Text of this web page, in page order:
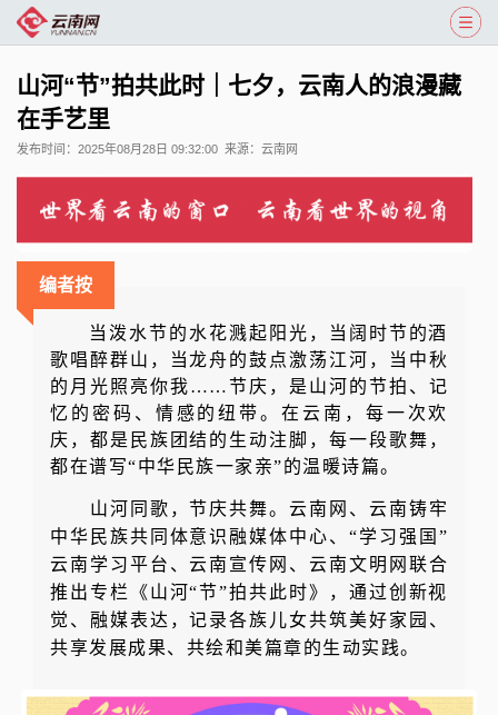
山河“节”拍共此时｜七夕，云南人的浪漫藏
在手艺里
发布时间： 2025年08月28日 09:32:00 来源： 云南网
编者按
当泼水节的水花溅起阳光，当阔时节的酒
歌唱醉群山，当龙舟的鼓点激荡江河，当中秋
的月光照亮你我……节庆，是山河的节拍、记
忆的密码、情感的纽带。在云南，每一次欢
庆，都是民族团结的生动注脚，每一段歌舞，
都在谱写“中华民族一家亲”的温暖诗篇。
山河同歌，节庆共舞。云南网、云南铸牢
中华民族共同体意识融媒体中心、“学习强国”
云南学习平台、云南宣传网、云南文明网联合
推出专栏《山河“节”拍共此时》，通过创新视
觉、融媒表达，记录各族儿女共筑美好家园、
共享发展成果、共绘和美篇章的生动实践。